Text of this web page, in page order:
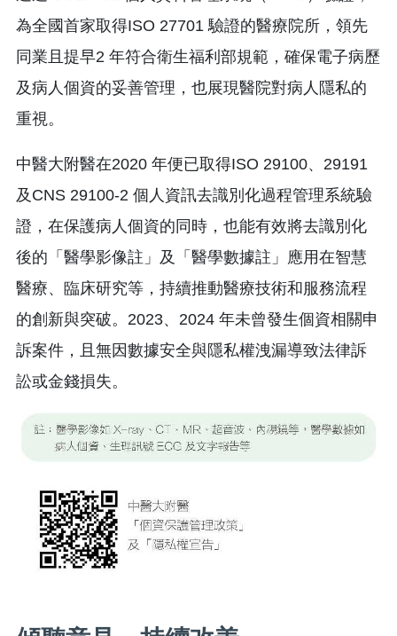
為全國首家取得ISO 27701 驗證的醫療院所，領先
同業且提早2 年符合衛生福利部規範，確保電子病歷
及病人個資的妥善管理，也展現醫院對病人隱私的
重視。
中醫大附醫在2020 年便已取得ISO 29100、29191
及CNS 29100-2 個人資訊去識別化過程管理系統驗
證，在保護病人個資的同時，也能有效將去識別化
後的「醫學影像註」及「醫學數據註」應用在智慧
醫療、臨床研究等，持續推動醫療技術和服務流程
的創新與突破。2023、2024 年未曾發生個資相關申
訴案件，且無因數據安全與隱私權洩漏導致法律訴
訟或金錢損失。